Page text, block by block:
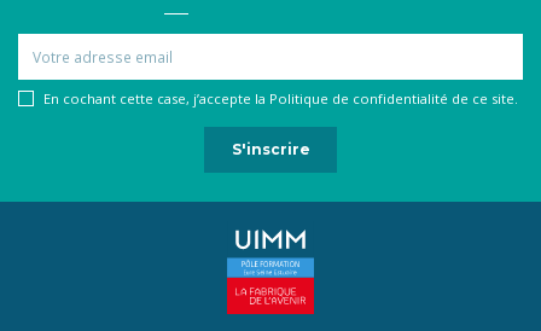
En cochant cette case, j’accepte la Politique de confidentialité de ce site.